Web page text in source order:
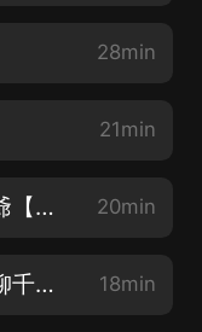
28min
21min
黑撚兒|百鬼奇談之鼠頭鬼大爺【余小二】 20min
托黑兒|諸神保佑之鬼附身【柳千鯉】 18min